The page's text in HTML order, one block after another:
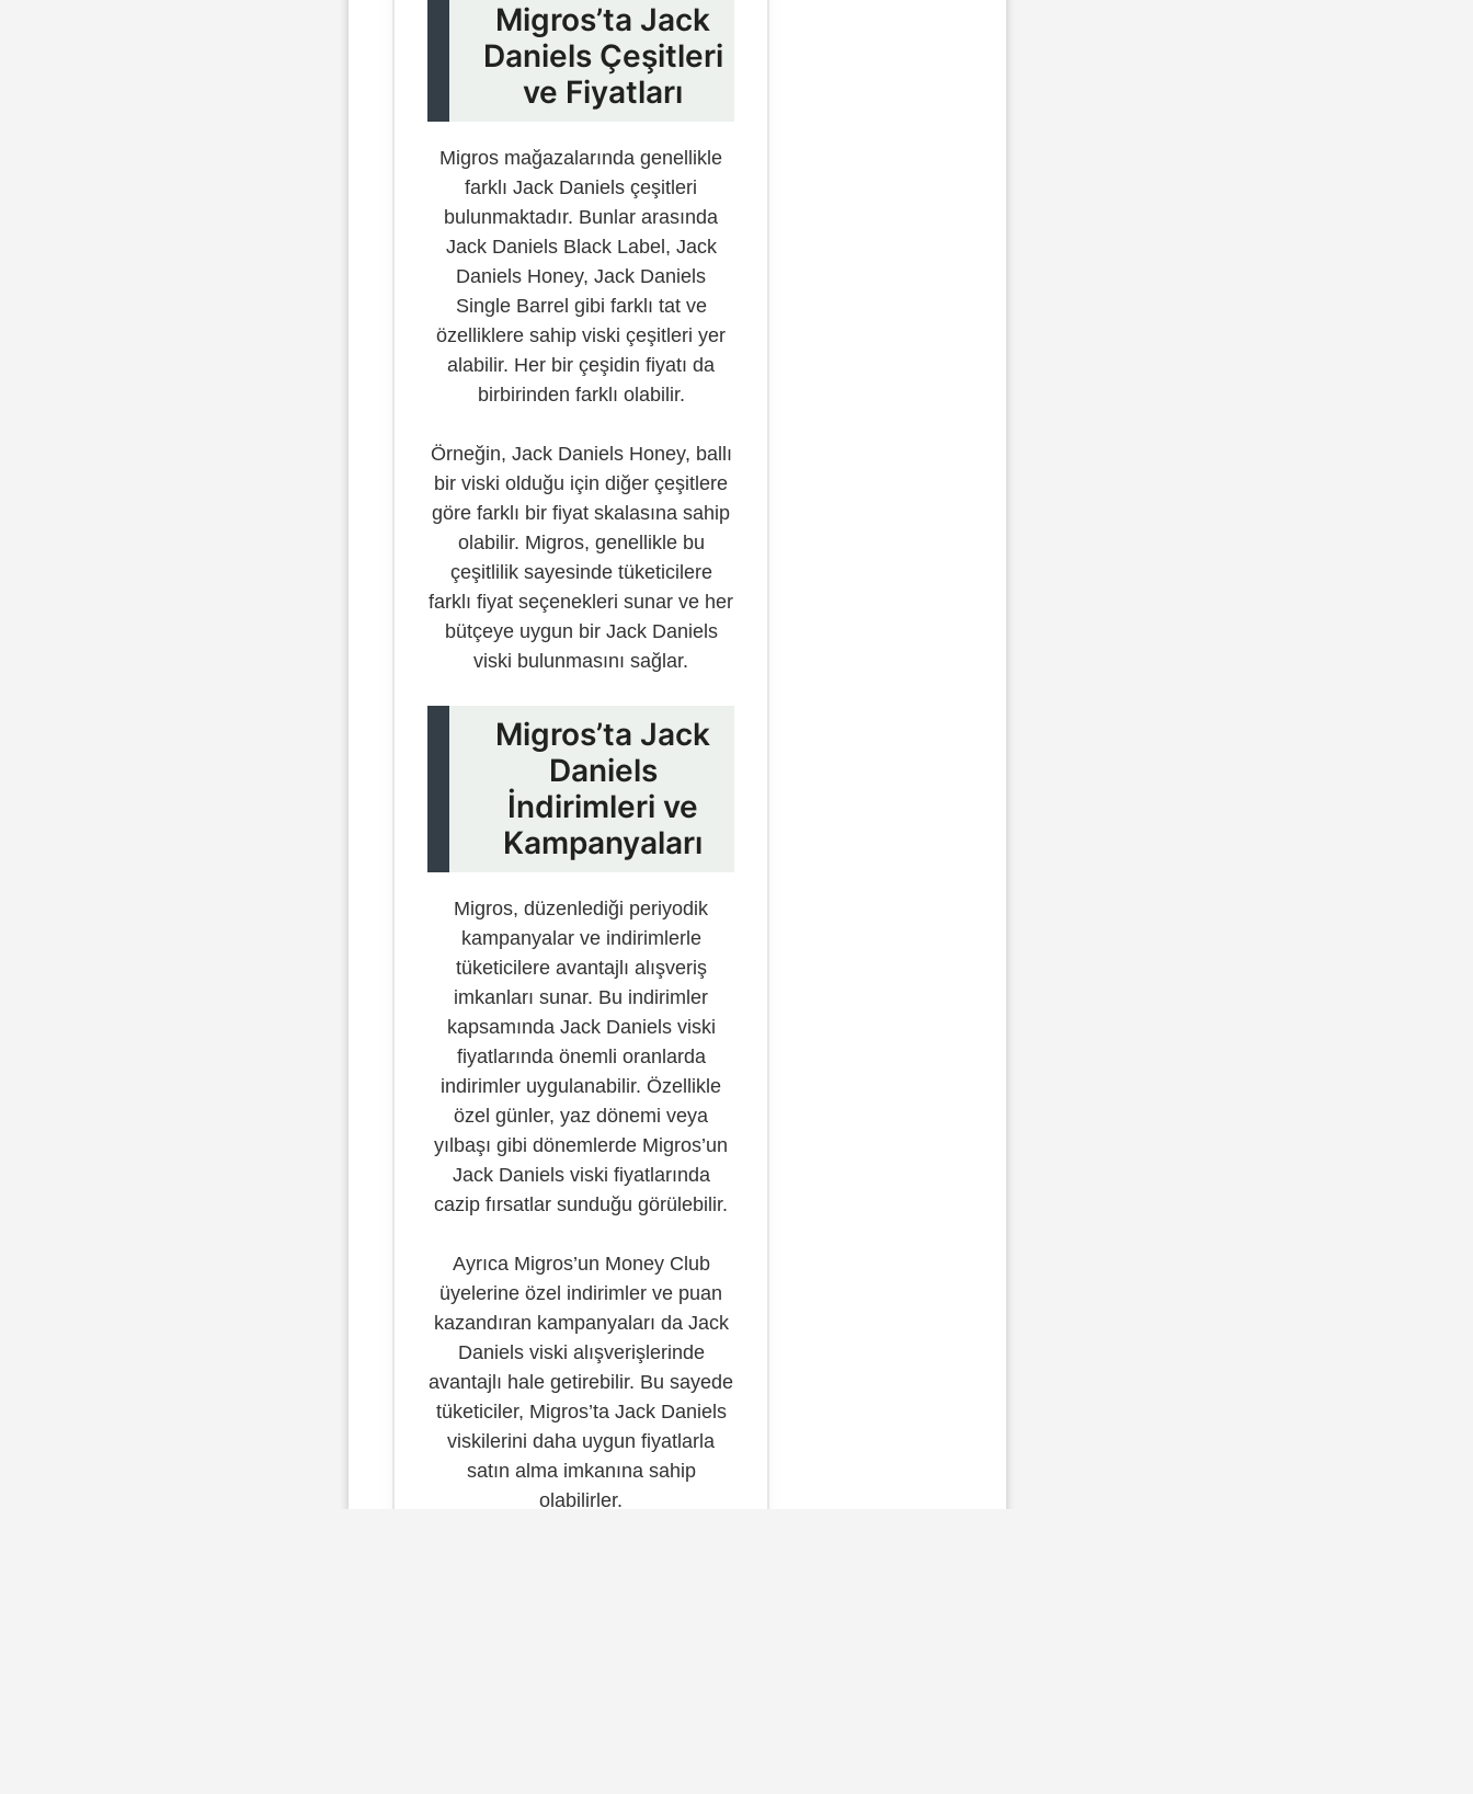
Migros’ta Jack
Daniels Çeşitleri
ve Fiyatları
Migros mağazalarında genellikle
farklı Jack Daniels çeşitleri
bulunmaktadır. Bunlar arasında
Jack Daniels Black Label, Jack
Daniels Honey, Jack Daniels
Single Barrel gibi farklı tat ve
özelliklere sahip viski çeşitleri yer
alabilir. Her bir çeşidin fiyatı da
birbirinden farklı olabilir.
Örneğin, Jack Daniels Honey, ballı
bir viski olduğu için diğer çeşitlere
göre farklı bir fiyat skalasına sahip
olabilir. Migros, genellikle bu
çeşitlilik sayesinde tüketicilere
farklı fiyat seçenekleri sunar ve her
bütçeye uygun bir Jack Daniels
viski bulunmasını sağlar.
Migros’ta Jack
Daniels
İndirimleri ve
Kampanyaları
Migros, düzenlediği periyodik
kampanyalar ve indirimlerle
tüketicilere avantajlı alışveriş
imkanları sunar. Bu indirimler
kapsamında Jack Daniels viski
fiyatlarında önemli oranlarda
indirimler uygulanabilir. Özellikle
özel günler, yaz dönemi veya
yılbaşı gibi dönemlerde Migros’un
Jack Daniels viski fiyatlarında
cazip fırsatlar sunduğu görülebilir.
Ayrıca Migros’un Money Club
üyelerine özel indirimler ve puan
kazandıran kampanyaları da Jack
Daniels viski alışverişlerinde
avantajlı hale getirebilir. Bu sayede
tüketiciler, Migros’ta Jack Daniels
viskilerini daha uygun fiyatlarla
satın alma imkanına sahip
olabilirler.